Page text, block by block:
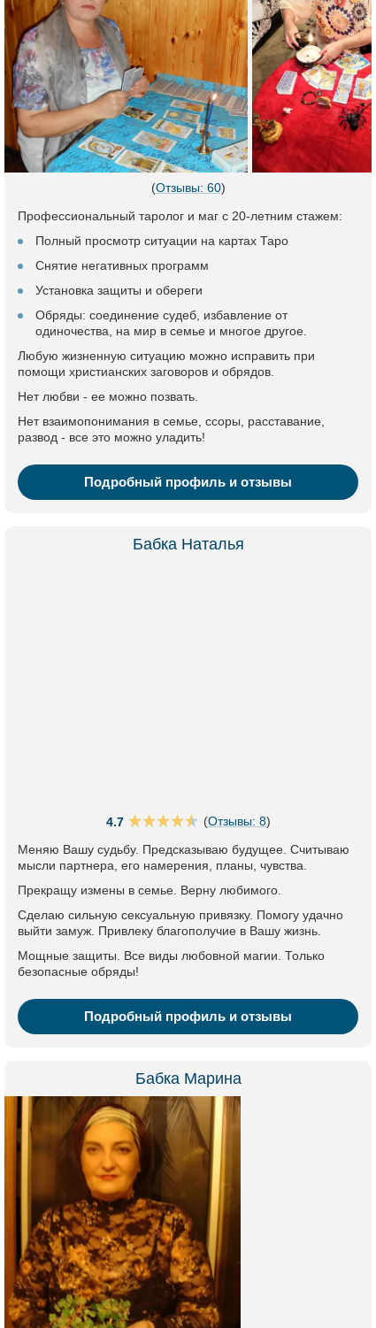
(Отзывы: 60)
Профессиональный таролог и маг с 20-летним стажем:
Полный просмотр ситуации на картах Таро
Снятие негативных программ
Установка защиты и обереги
Обряды: соединение судеб, избавление от
одиночества, на мир в семье и многое другое.
Любую жизненную ситуацию можно исправить при
помощи христианских заговоров и обрядов.
Нет любви - ее можно позвать.
Нет взаимопонимания в семье, ссоры, расставание,
развод - все это можно уладить!
Подробный профиль и отзывы
Бабка Наталья
4.7 (Отзывы: 8)
Меняю Вашу судьбу. Предсказываю будущее. Считываю
мысли партнера, его намерения, планы, чувства.
Прекращу измены в семье. Верну любимого.
Сделаю сильную сексуальную привязку. Помогу удачно
выйти замуж. Привлеку благополучие в Вашу жизнь.
Мощные защиты. Все виды любовной магии. Только
безопасные обряды!
Подробный профиль и отзывы
Бабка Марина